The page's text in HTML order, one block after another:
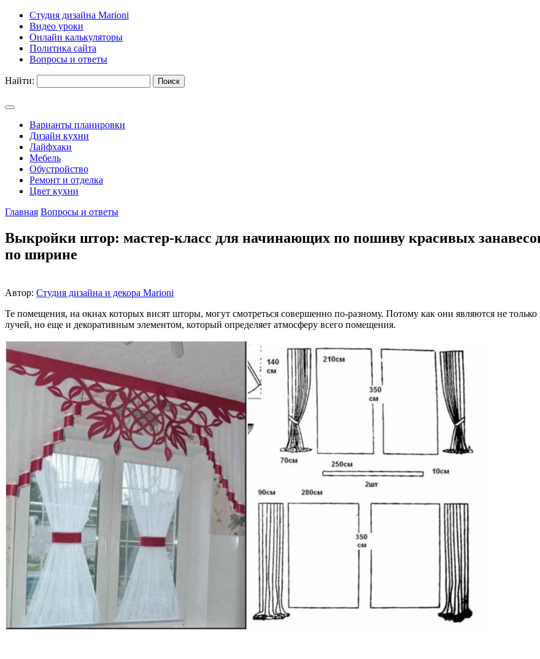
Студия дизайна Marioni
Видео уроки
Онлайн калькуляторы
Политика сайта
Вопросы и ответы
Найти:
Варианты планировки
Дизайн кухни
Лайфхаки
Мебель
Обустройство
Ремонт и отделка
Цвет кухни
Главная Вопросы и ответы
Выкройки штор: мастер-класс для начинающих по пошиву красивых
по ширине
Автор: Студия дизайна и декора Marioni
Те помещения, на окнах которых висят шторы, могут смотреться совершенно по-разному. Потому как они являются не
лучей, но еще и декоративным элементом, который определяет атмосферу всего помещения.